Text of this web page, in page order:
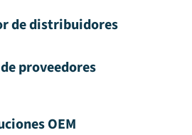
de distribuidores
proveedores
OEM